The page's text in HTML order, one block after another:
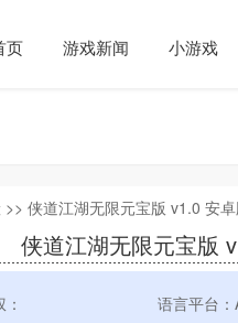
页 游戏新闻 小游戏
>> 侠道江湖无限元宝版 v1.0 安
侠道江湖无限元宝版
语言平台